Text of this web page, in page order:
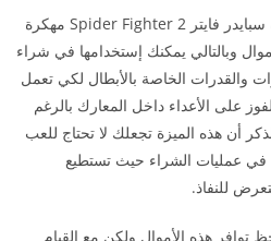
تنزيل لعبة سبايدر فايتر Spider Fighter 2 مهكرة
وبالتالي يمكنك إستخدامها في شراء
والقدرات الخاصة بالأبطال لكي تعمل
على الأعداء داخل المعارك بالرغم
أن هذه الميزة تجعلك لا تحتاج للعب
في عمليات الشراء حيث تستطيع
للنفاذ.
توافر هذه الأموال ولكن مع القيام